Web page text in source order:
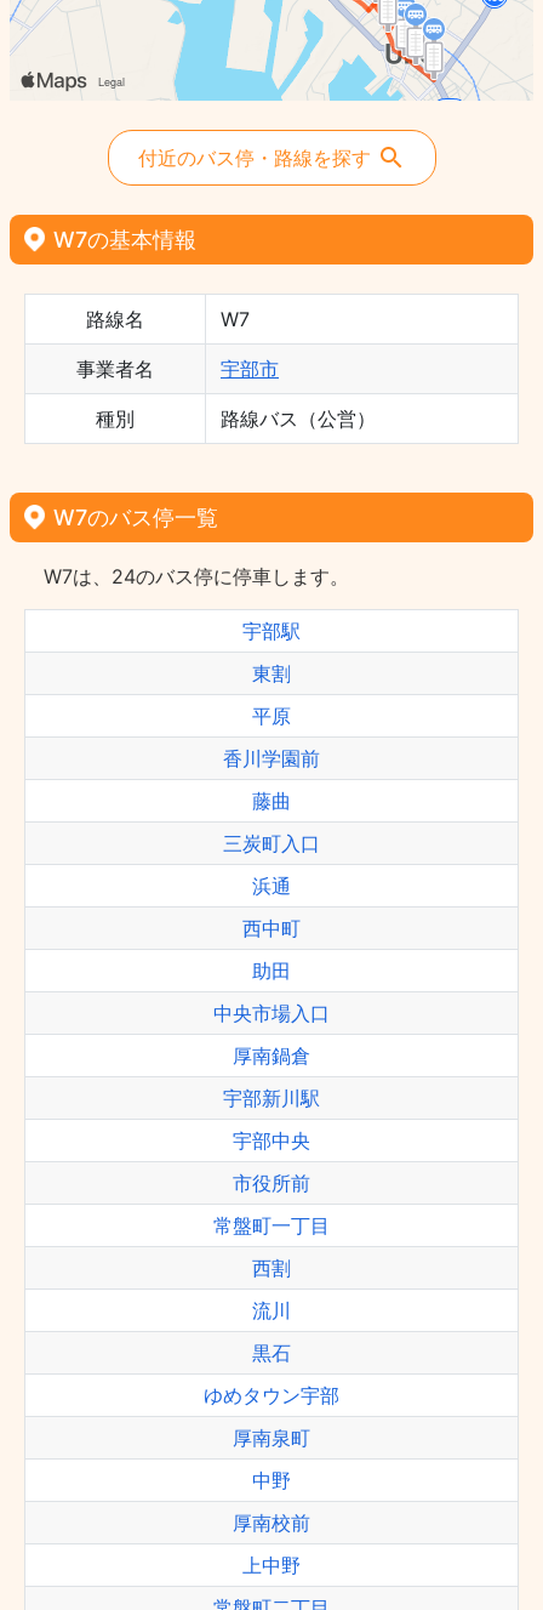
付近のバス停・路線を探す
W7の基本情報
路線名 W7
事業者名 宇部市
種別 路線バス（公営）
W7のバス停一覧
W7は、24のバス停に停車します。
宇部駅
東割
平原
香川学園前
藤曲
三炭町入口
浜通
西中町
助田
中央市場入口
厚南鍋倉
宇部新川駅
宇部中央
市役所前
常盤町一丁目
西割
流川
黒石
ゆめタウン宇部
厚南泉町
中野
厚南校前
上中野